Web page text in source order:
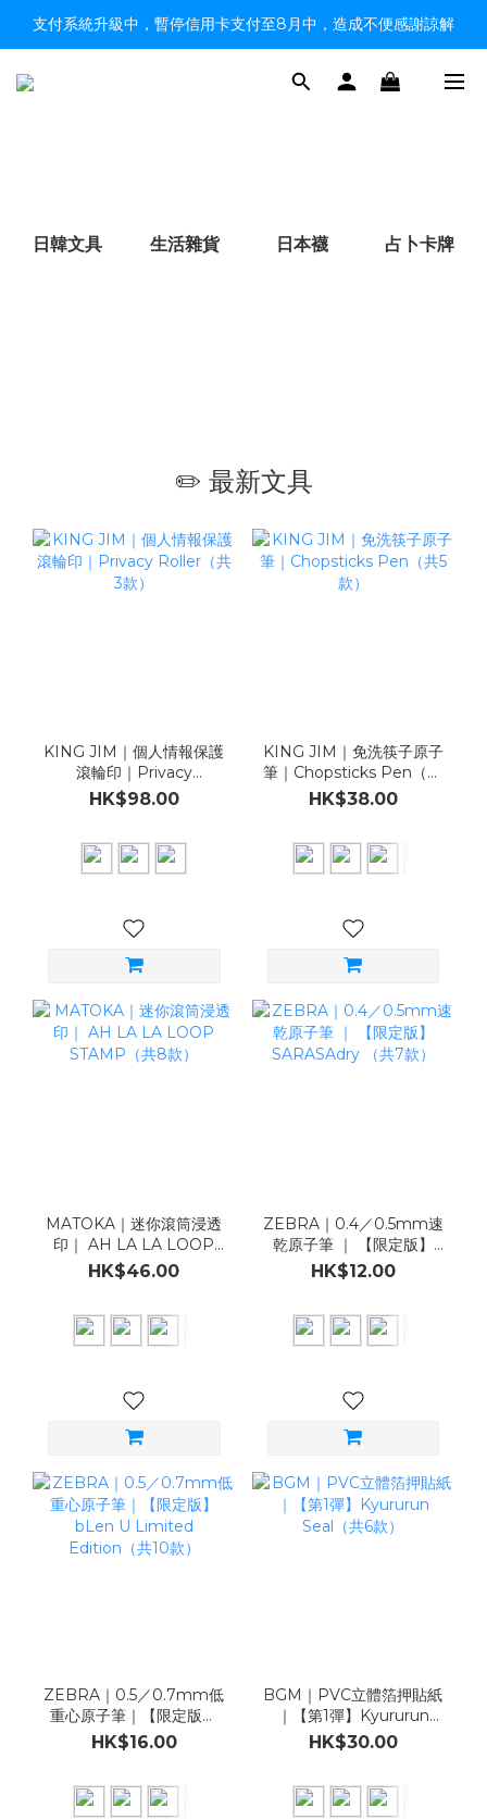
【限時9折】HK$149順豐自取、HK$299上門／OK免運費
支付系統升級中，暫停信用卡支付至8月中，造成不便感謝諒解
【限時9折】HK$149順豐自取、HK$299上門／OK免運費
日韓文具 生活雜貨 日本襪 占卜卡牌
✏️ 最新文具
KING JIM｜個人情報保護
滾輪印｜Privacy
Roller（共3款）
HK$98.00
KING JIM｜免洗筷子原子
筆｜Chopsticks Pen（共
5款）
HK$38.00
MATOKA｜迷你滾筒浸透
印｜ AH LA LA LOOP
STAMP（共8款）
HK$46.00
ZEBRA｜0.4／0.5mm速
乾原子筆 ｜ 【限定版】
SARASAdry （共7款）
HK$12.00
ZEBRA｜0.5／0.7mm低
重心原子筆｜【限定版】
bLen U Limited
Edition（共10款）
HK$16.00
BGM｜PVC立體箔押貼紙
｜【第1彈】Kyururun
Seal（共6款）
HK$30.00